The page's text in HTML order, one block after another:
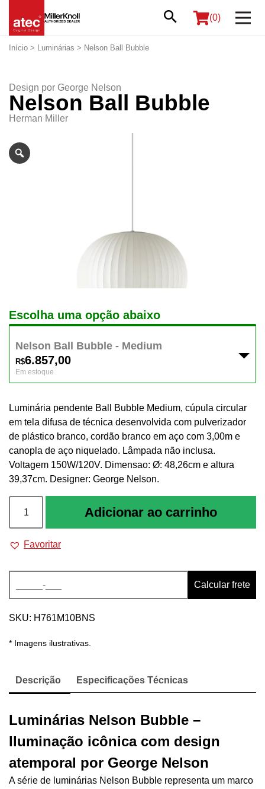
(0)
Início > Luminárias > Nelson Ball Bubble
Design por George Nelson
Nelson Ball Bubble
Herman Miller
Escolha uma opção abaixo
Nelson Ball Bubble - Medium
R$6.857,00
Em estoque
Luminária pendente Ball Bubble Medium, cúpula circular
em tela difusa de técnica desenvolvida com pulverizador
de plástico branco, cordão branco em aço com 3,00m e
canopla de aço niquelado. Lâmpada não inclusa.
Voltagem 150W/120V. Dimensao: Ø: 48,26cm e altura
39,37cm. Designer: George Nelson.
Ball
Bubble
quantidade
Adicionar ao carrinho
Favoritar
Calcular frete
SKU: H761M10BNS
* Imagens ilustrativas.
Descrição Especificações Técnicas
Luminárias Nelson Bubble –
Iluminação icônica com design
atemporal por George Nelson
A série de luminárias Nelson Bubble representa um marco